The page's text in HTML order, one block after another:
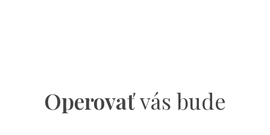
Operovaťvás bude